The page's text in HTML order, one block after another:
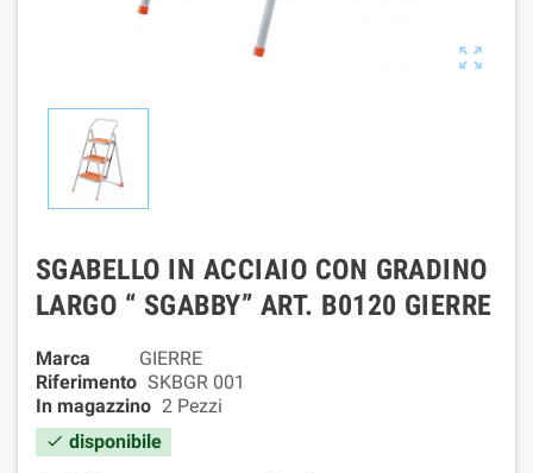

SGABELLO IN ACCIAIO CON GRADINO
LARGO “ SGABBY” ART. B0120 GIERRE
Marca
GIERRE
Riferimento SKBGR 001
In magazzino 2 Pezzi
 disponibile